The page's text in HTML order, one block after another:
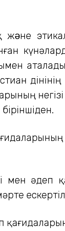
жəне
мен әдеп